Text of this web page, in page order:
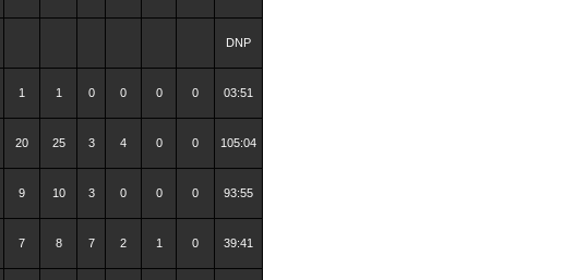
DNP
1 1 0 0 0 0 03:51
20 25 3 4 0 0 105:04
9 10 3 0 0 0 93:55
7 8 7 2 1 0 39:41